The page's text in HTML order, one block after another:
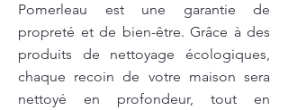
Pomerleau est une garantie de
propreté et de bien-être. Grâce à des
produits de nettoyage écologiques,
chaque recoin de votre maison sera
nettoyé en profondeur, tout en